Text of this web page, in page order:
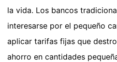
la vida. Los bancos
interesarse por el pequeño
aplicar tarifas fijas que
ahorro en cantidades